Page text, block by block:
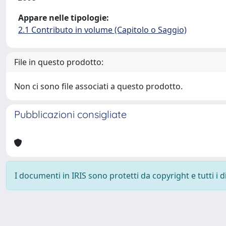
Appare nelle tipologie:
2.1 Contributo in volume (Capitolo o Saggio)
File in questo prodotto:
Non ci sono file associati a questo prodotto.
Pubblicazioni consigliate
I documenti in IRIS sono protetti da copyright e tutti i